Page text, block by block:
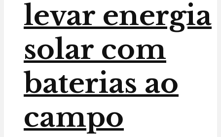
levar energia
solar com
baterias ao
campo